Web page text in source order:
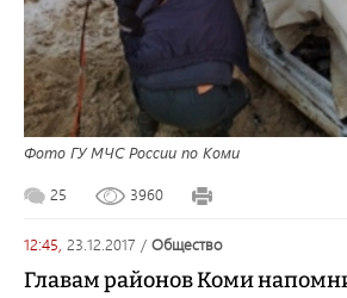
Фото ГУ МЧС России по Коми
25 3960
12:45, 23.12.2017 / общество
Главам районов Коми